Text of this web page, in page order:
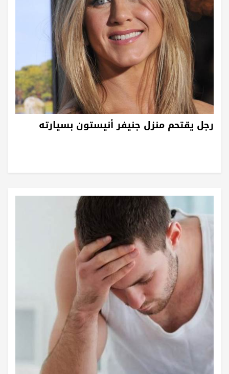
رجل يقتحم منزل جنيفر أنيستون بسيارته